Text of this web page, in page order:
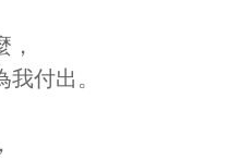
付出。